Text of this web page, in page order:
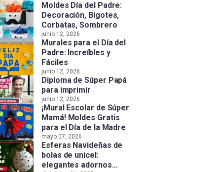
Moldes Día del Padre:
Decoración, Bigotes,
Corbatas, Sombrero
junio 12, 2026
Murales para el Día del
Padre: Increíbles y
Fáciles
junio 12, 2026
Diploma de Súper Papá
para imprimir
junio 12, 2026
¡Mural Escolar de Súper
Mamá! Moldes Gratis
para el Día de la Madre
mayo 07, 2026
Esferas Navideñas de
bolas de unicel:
elegantes adornos